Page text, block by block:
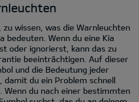
wissen, was die Warnleuchten
bedeuten. Wenn du eine Kia
oder ignorierst, kann das zu
beeinträchtigen. Auf dieser
und die Bedeutung jeder
damit du ein Problem schnell
Wenn du nach einer bestimmten